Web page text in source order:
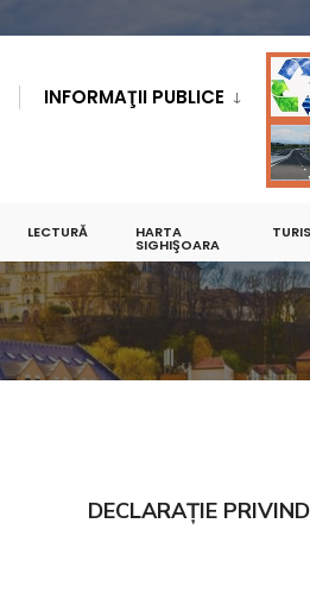
INFORMAŢII PUBLICE
LECTURĂ HARTA
SIGHIŞOARA
DECLARAŢIE